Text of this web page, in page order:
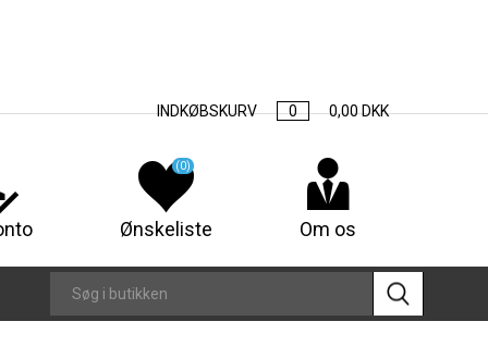
INDKØBSKURV 0 0,00 DKK
Ønskeliste
(0)
Om os